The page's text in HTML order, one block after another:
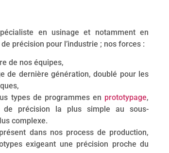
en usinage et notamment en
précision pour l’industrie ; nos forces :
de nos équipes,
de dernière génération, doublé pour les
types de programmes en prototypage,
de précision la plus simple au sous-
complexe.
dans nos process de production,
exigeant une précision proche du